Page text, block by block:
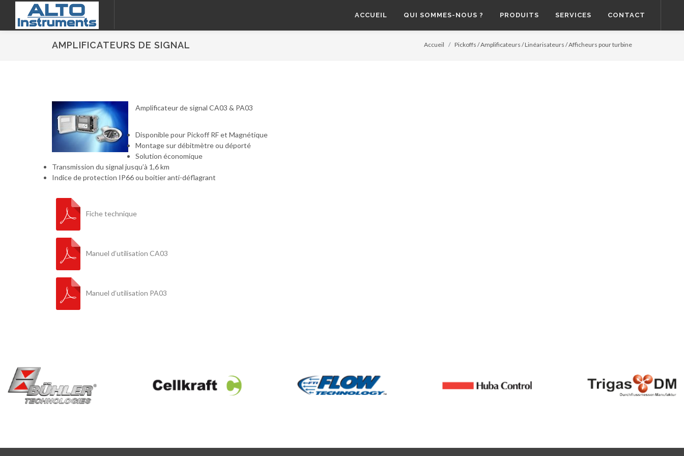
ACCUEIL QUI SOMMES-NOUS ? PRODUITS SERVICES CONTACT
AMPLIFICATEURS DE SIGNAL Accueil Pickoffs / Amplificateurs / Linéarisateurs / Afficheurs pour turbine
Amplificateur de signal CA03 & PA03
Disponible pour Pickoff RF et Magnétique
Montage sur débitmètre ou déporté
Solution économique
Transmission du signal jusqu’à 1,6 km
Indice de protection IP66 ou boitier anti-déflagrant
Fiche technique
Manuel d’utilisation CA03
Manuel d’utilisation PA03